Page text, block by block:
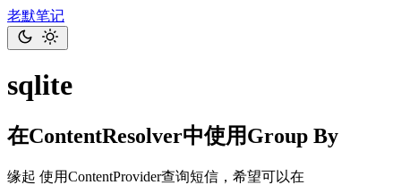
老默笔记
sqlite
在ContentResolver中使用Group By
缘起 使用ContentProvider查询短信，希望可以在